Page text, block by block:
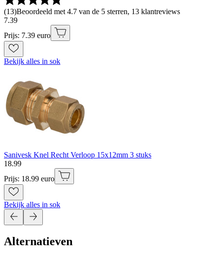
(13)Beoordeeld met 4.7 van de 5 sterren, 13 klantreviews
7.39
Prijs: 7.39 euro
Bekijk alles in sok
Sanivesk Knel Recht Verloop 15x12mm 3 stuks
18.99
Prijs: 18.99 euro
Bekijk alles in sok
Alternatieven